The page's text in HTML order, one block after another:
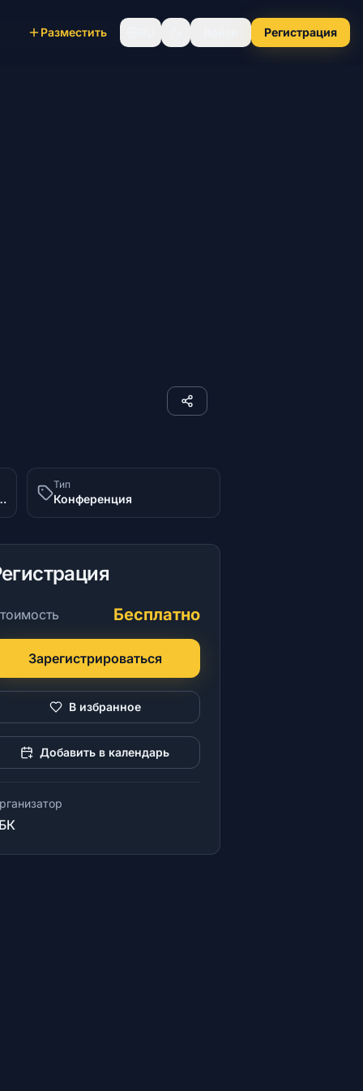
Разместить Регистрация
1И, НЦ «Россия»
Тип
Конференция
Бесплатно
Зарегистрироваться
В избранное
Добавить в календарь